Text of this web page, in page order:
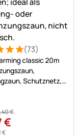
5 von 5 (73
(73)
classic 20m
Schutznetz,
,40€
€
€